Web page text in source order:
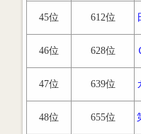
45位 612位
46位 628位
47位 639位
48位 655位